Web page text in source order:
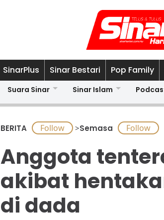
SinarPlus Sinar Bestari Pop Family
Suara Sinar Sinar Islam
BERITA >Semasa
Anggota
akibat
di dada